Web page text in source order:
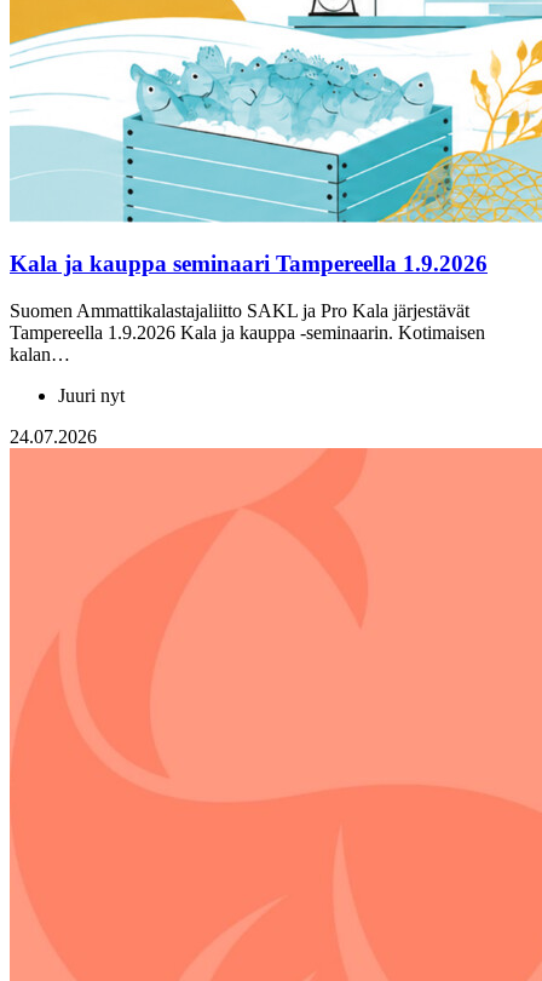
Kala ja kauppa seminaari Tampereella 1.9.2026
Suomen Ammattikalastajaliitto SAKL ja Pro Kala järjestävät
Tampereella 1.9.2026 Kala ja kauppa -seminaarin. Kotimaisen
kalan…
Juuri nyt
24.07.2026